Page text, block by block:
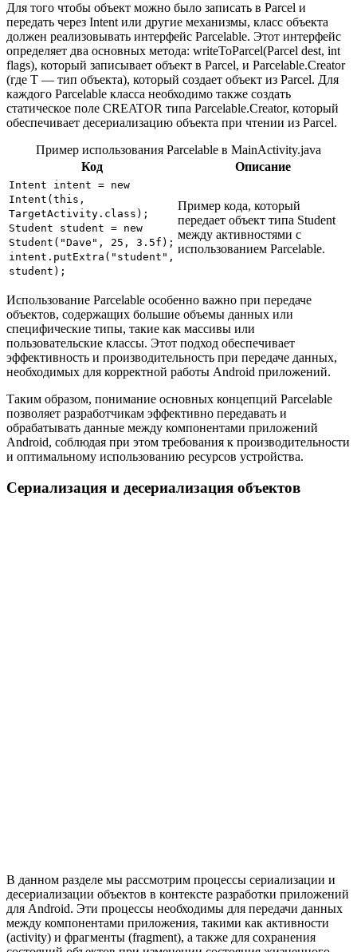
Для того чтобы объект можно было записать в Parcel и
передать через Intent или другие механизмы, класс объекта
должен реализовывать интерфейс Parcelable. Этот интерфейс
определяет два основных метода: writeToParcel(Parcel dest, int
flags), который записывает объект в Parcel, и Parcelable.Creator
(где T — тип объекта), который создает объект из Parcel. Для
каждого Parcelable класса необходимо также создать
статическое поле CREATOR типа Parcelable.Creator, который
обеспечивает десериализацию объекта при чтении из Parcel.
Пример использования Parcelable в MainActivity.java
Код
Описание
Intent intent = new
Intent(this,
TargetActivity.class);
Student student = new
Student("Dave", 25, 3.5f);
intent.putExtra("student",
student);
Пример кода, который
передает объект типа Student
между активностями с
использованием Parcelable.
Использование Parcelable особенно важно при передаче
объектов, содержащих большие объемы данных или
специфические типы, такие как массивы или
пользовательские классы. Этот подход обеспечивает
эффективность и производительность при передаче данных,
необходимых для корректной работы Android приложений.
Таким образом, понимание основных концепций Parcelable
позволяет разработчикам эффективно передавать и
обрабатывать данные между компонентами приложений
Android, соблюдая при этом требования к производительности
и оптимальному использованию ресурсов устройства.
Сериализация и десериализация объектов
В данном разделе мы рассмотрим процессы сериализации и
десериализации объектов в контексте разработки приложений
для Android. Эти процессы необходимы для передачи данных
между компонентами приложения, такими как активности
(activity) и фрагменты (fragment), а также для сохранения